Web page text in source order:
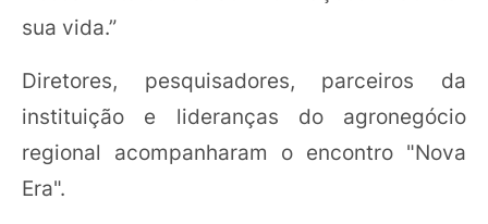
sua vida.”
Diretores, pesquisadores, parceiros da
instituição e lideranças do agronegócio
regional acompanharam o encontro "Nova
Era".